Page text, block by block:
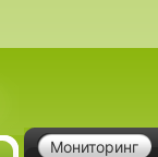
Мониторинг